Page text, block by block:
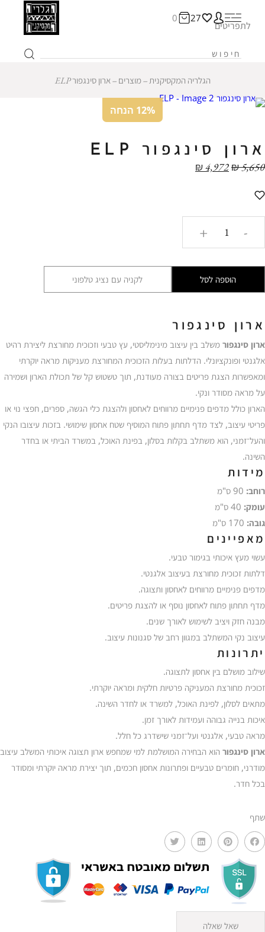
27
0
לתפריטים
הגלריה המקסיקנית ‒מוצרים ‒ ארון סינגפור ELP
12% הנחה
ארון סינגפור ELP
₪5,650
₪4,972
-
+
הוספה לסל לקניה עם נציג טלפוני
ארון סינגפור
ארון סינגפור משלב בין עיצוב מינימליסטי, עץ טבעי וזכוכית מחורצת ליצירת רהיט
אלגנטי ופונקציונלי. הדלתות בעלות הזכוכית המחורצת מעניקות מראה יוקרתי
ומאפשרות הצגת פריטים בצורה מעודנת, תוך טשטוש קל של תכולת הארון ושמירה
על מראה מסודר ונקי.
הארון כולל מדפים פנימיים מרווחים לאחסון ולהצגת כלי הגשה, ספרים, חפצי נוי או
פריטי עיצוב, לצד מדף תחתון פתוח המוסיף שטח אחסון שימושי. בזכות עיצובו הנקי
והעל־זמני, הוא משתלב בקלות בסלון, בפינת האוכל, במשרד הביתי או בחדר
השינה.
מידות
רוחב:
עומק:
גובה:
מאפיינים
עשוי מעץ איכותי בגימור טבעי.
דלתות זכוכית מחורצת בעיצוב אלגנטי.
מדפים פנימיים מרווחים לאחסון ותצוגה.
מדף תחתון פתוח לאחסון נוסף או להצגת פריטים.
מבנה חזק ויציב לשימוש לאורך שנים.
עיצוב נקי המשתלב במגוון רחב של סגנונות עיצוב.
יתרונות
שילוב מושלם בין אחסון לתצוגה.
זכוכית מחורצת המעניקה פרטיות חלקית ומראה יוקרתי.
מתאים לסלון, לפינת האוכל, למשרד או לחדר השינה.
איכות בנייה גבוהה ועמידות לאורך זמן.
מראה טבעי, אלגנטי ועל־זמני שישדרג כל חלל.
ארון סינגפור הוא הבחירה המושלמת למי שמחפש ארון תצוגה איכותי המשלב עיצוב
מודרני, חומרים טבעיים ופתרונות אחסון חכמים, תוך יצירת מראה יוקרתי ומסודר
בכל חדר.
שתף
שאל שאלה